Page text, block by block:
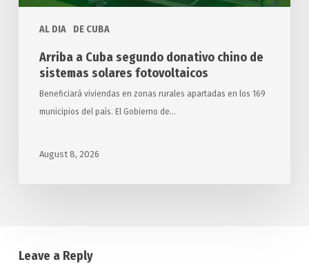
AL DIA DE CUBA
Arriba a Cuba segundo donativo chino de
sistemas solares fotovoltaicos
Beneficiará viviendas en zonas rurales apartadas en los 169
municipios del país. El Gobierno de…
August 8, 2026
Leave a Reply